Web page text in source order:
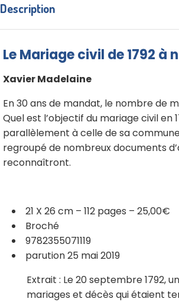
Description
Le Mariage civil de 1792 à
Xavier Madelaine
En 30 ans de mandat, le nombre de
Quel est l’objectif du mariage civil en
parallèlement à celle de sa
regroupé de nombreux documents
reconnaîtront.
21 X 26 cm – 112 pages – 25,00€
Broché
9782355071119
parution 25 mai 2019
Extrait : Le 20 septembre 1792,
mariages et décès qui étaient